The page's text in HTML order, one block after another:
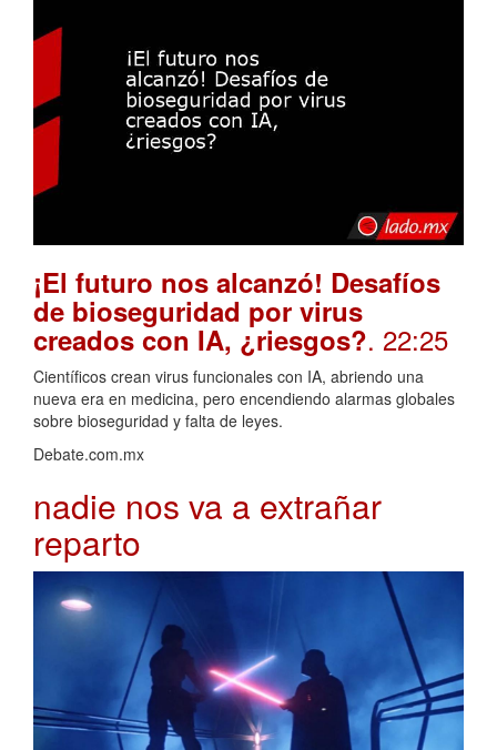
¡El futuro nos alcanzó! Desafíos
de bioseguridad por virus
creados con IA, ¿riesgos?. 22:25
Científicos crean virus funcionales con IA, abriendo una
nueva era en medicina, pero encendiendo alarmas globales
sobre bioseguridad y falta de leyes.
Debate.com.mx
nadie nos va a extrañar
reparto